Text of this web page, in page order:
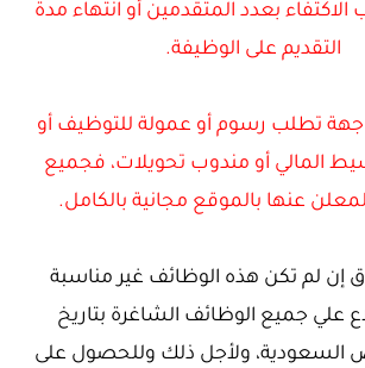
بعدد المتقدمين أو انتهاء مدة
التقديم على الوظيفة.
جهة تطلب رسوم أو عمولة للتوظيف أو
المالي أو مندوب تحويلات، فجميع
عنها بالموقع مجانية بالكامل.
لم تكن هذه الوظائف غير مناسبة
علي جميع الوظائف الشاغرة بتاريخ
السعودية، ولأجل ذلك وللحصول على